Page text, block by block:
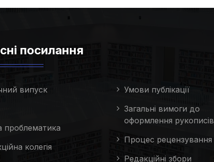
посилання
випуск
проблематика
колегія
Умови публікації
Загальні вимоги до
оформлення рукописів
Процес рецензування
Редакційні збори